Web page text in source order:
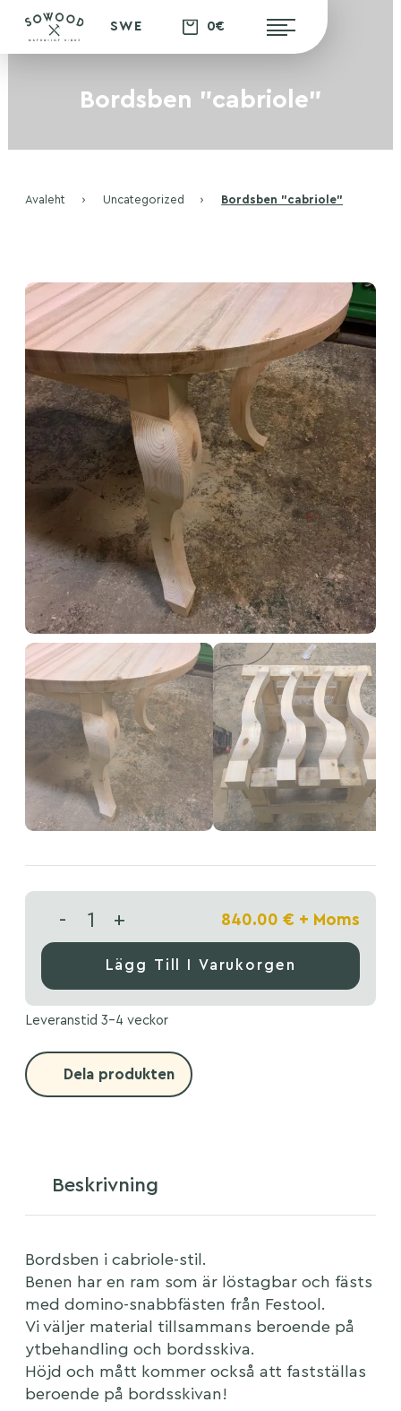
SWE 0€
Bordsben "cabriole"
Avaleht › Uncategorized › Bordsben ”cabriole”
- + 840.00 € + Moms
Lägg Till I Varukorgen
Leveranstid 3-4 veckor
Dela produkten
Beskrivning
Bordsben i cabriole-stil.
Benen har en ram som är löstagbar och fästs
med domino-snabbfästen från Festool.
Vi väljer material tillsammans beroende på
ytbehandling och bordsskiva.
Höjd och mått kommer också att fastställas
beroende på bordsskivan!